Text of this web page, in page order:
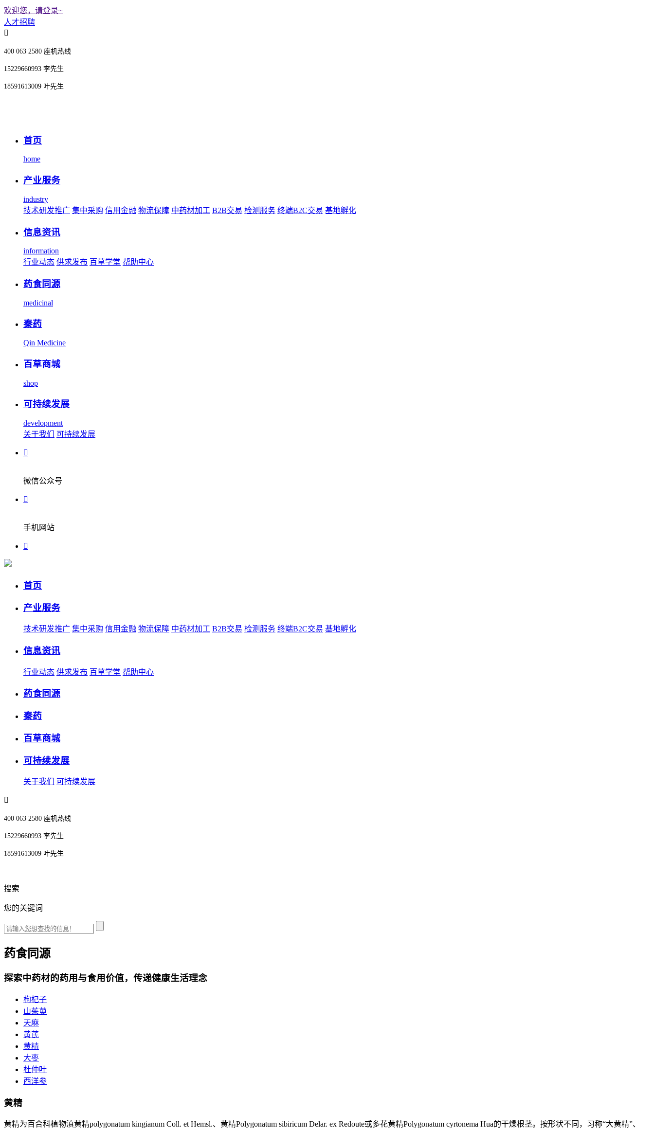
欢迎您，请登录~
人才招聘
400 063 2580 座机热线
15229660993 李先生
18591613009 叶先生
首页
home
产业服务
industry
技术研发推广 集中采购 信用金融 物流保障 中药材加工 B2B交易 检测服务 终端B2C交易 基地孵化
信息资讯
information
行业动态 供求发布 百草学堂 帮助中心
药食同源
medicinal
秦药
Qin Medicine
百草商城
shop
可持续发展
development
关于我们
可持续发展
微信公众号
手机网站
首页
产业服务
技术研发推广 集中采购 信用金融 物流保障 中药材加工 B2B交易 检测服务 终端B2C交易 基地孵化
信息资讯
行业动态 供求发布 百草学堂 帮助中心
药食同源
秦药
百草商城
可持续发展
关于我们 可持续发展
400 063 2580 座机热线
15229660993 李先生
18591613009 叶先生
搜索
您的关键词
药食同源
探索中药材的药用与食用价值，传递健康生活理念
枸杞子
山茱萸
天麻
黄芪
黄精
大枣
杜仲叶
西洋参
黄精
黄精为百合科植物滇黄精polygonatum kingianum Coll. et Hemsl.、黄精Polygonatum sibiricum Delar. ex Redoute或多花黄精Polygonatum cyrtonema Hua的干燥根茎。按形状不同，习称“大黄精”、